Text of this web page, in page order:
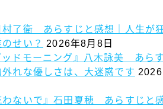
村了衛 あらすじと感想｜人生が
せい？
2026年8月8日
ッドモーニング』八木詠美 あらす
外れな優しさは、大迷惑です 2026
わないで』石田夏穂 あらすじと